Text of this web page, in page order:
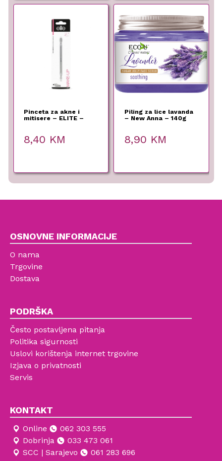
Pinceta za akne i
mitisere – ELITE –
8,40 KM
Piling za lice lavanda
– New Anna – 140g
8,90 KM
OSNOVNE INFORMACIJE
O nama
Trgovine
Dostava
PODRŠKA
Često postavljena pitanja
Politika sigurnosti
Uslovi korištenja internet trgovine
Izjava o privatnosti
Servis
KONTAKT
Online
062 303 555
Dobrinja
033 473 061
SCC | Sarajevo
061 283 696